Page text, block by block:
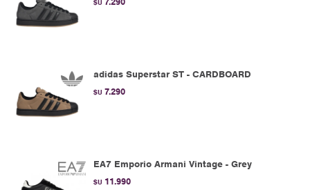
$U
adidas Superstar ST - CARDBOARD
$U 7.290
EA7 Emporio Armani Vintage - Grey
$U 11.990